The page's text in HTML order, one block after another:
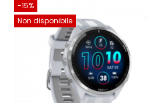
-15%
Non disponibile